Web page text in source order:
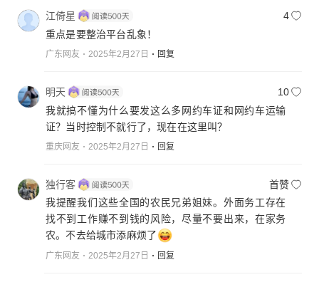
江倚星
4
重点是要整治平台乱象！
广东网友 2025年2月27日 回复
明天
10
我就搞不懂为什么要发这么多网约车证和网约车运输
证？当时控制不就行了，现在在这里叫？
重庆网友 2025年2月27日 回复
独行客
首赞
我提醒我们这些全国的农民兄弟姐妹。外面务工存在
找不到工作赚不到钱的风险，尽量不要出来，在家务
农。不去给城市添麻烦了
广东网友 2025年2月27日 回复